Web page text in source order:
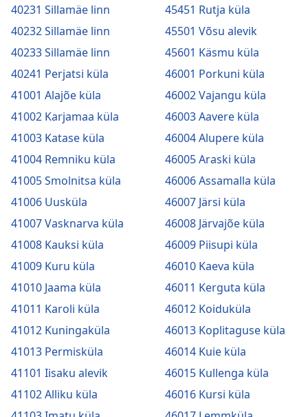
40231 Sillamäe linn
40232 Sillamäe linn
40233 Sillamäe linn
40241 Perjatsi küla
41001 Alajõe küla
41002 Karjamaa küla
41003 Katase küla
41004 Remniku küla
41005 Smolnitsa küla
41006 Uusküla
41007 Vasknarva küla
41008 Kauksi küla
41009 Kuru küla
41010 Jaama küla
41011 Karoli küla
41012 Kuningaküla
41013 Permisküla
41101 Iisaku alevik
41102 Alliku küla
45451 Rutja küla
45501 Võsu alevik
45601 Käsmu küla
46001 Porkuni küla
46002 Vajangu küla
46003 Aavere küla
46004 Alupere küla
46005 Araski küla
46006 Assamalla küla
46007 Järsi küla
46008 Järvajõe küla
46009 Piisupi küla
46010 Kaeva küla
46011 Kerguta küla
46012 Koiduküla
46013 Koplitaguse küla
46014 Kuie küla
46015 Kullenga küla
46016 Kursi küla